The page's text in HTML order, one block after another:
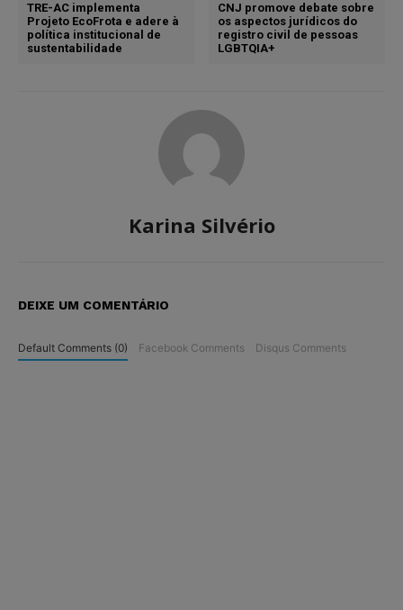
TRE-AC implementa
Projeto EcoFrota e adere à
política institucional de
sustentabilidade
CNJ promove debate sobre
os aspectos jurídicos do
registro civil de pessoas
LGBTQIA+
Karina Silvério
DEIXE UM COMENTÁRIO
Default Comments (0) Facebook Comments Disqus Comments